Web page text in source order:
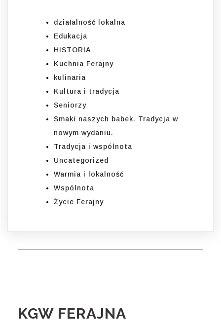
działalność lokalna
Edukacja
HISTORIA
Kuchnia Ferajny
kulinaria
Kultura i tradycja
Seniorzy
Smaki naszych babek. Tradycja w
nowym wydaniu.
Tradycja i wspólnota
Uncategorized
Warmia i lokalność
Wspólnota
Życie Ferajny
KGW FERAJNA